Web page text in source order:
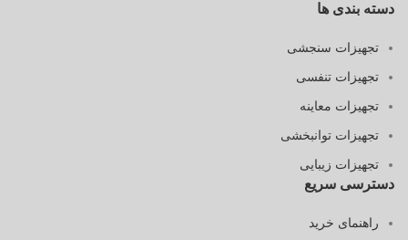
دسته بندی ها
تجهیزات سنجشی
تجهیزات تنفسی
تجهیزات معاینه
تجهیزات توانبخشی
تجهیزات زیبایی
دسترسی سریع
راهنمای خرید